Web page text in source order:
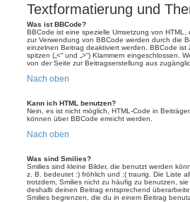
Textformatierung und
Was ist BBCode?
BBCode ist eine spezielle Umsetzung von
zur Verwendung von BBCode werden durch die
einzelnen Beitrag deaktiviert werden. BBCode ist
spitzen („<“ und „>“) Klammern
von der Seite zur Beitragserstellung aus
Nach oben
Kann ich HTML benutzen?
Nein, es ist nicht möglich, HTML-Code in
können über BBCode erreicht werden.
Nach oben
Was sind Smilies?
Smilies sind kleine Bilder, die benutzt werden
z. B. bedeutet :) fröhlich und :( traurig. Die Liste
trotzdem, Smilies nicht zu häufig zu benutzen,
deshalb deinen Beitrag entsprechend
Smilies begrenzen, die du in einem Beitrag